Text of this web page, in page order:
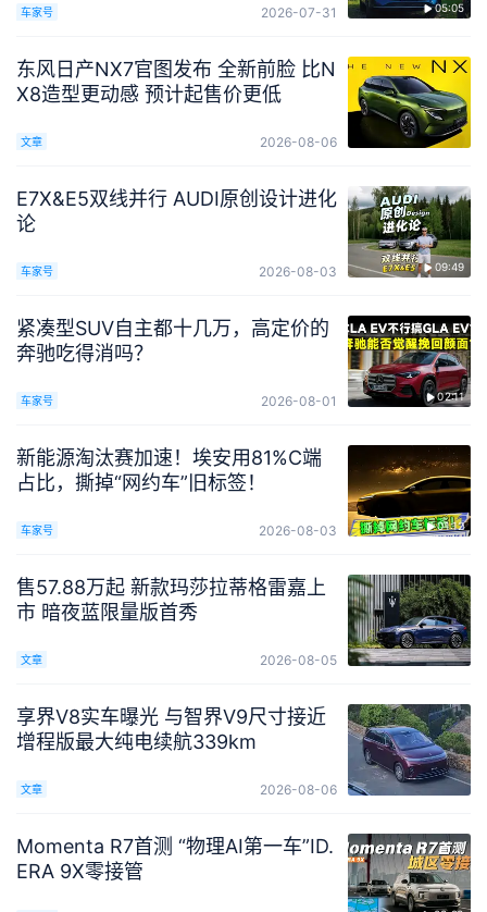
05:05
2026-07-31
车家号
东风日产NX7官图发布 全新前脸 比N
X8造型更动感 预计起售价更低
2026-08-06
文章
09:49
E7X&E5双线并行 AUDI原创设计进化
论
2026-08-03
车家号
02:11
紧凑型SUV自主都十几万，高定价的
奔驰吃得消吗？
2026-08-01
车家号
01:12
新能源淘汰赛加速！埃安用81%C端
占比，撕掉“网约车”旧标签！
2026-08-03
车家号
售57.88万起 新款玛莎拉蒂格雷嘉上
市 暗夜蓝限量版首秀
2026-08-05
文章
享界V8实车曝光 与智界V9尺寸接近
增程版最大纯电续航339km
2026-08-06
文章
Momenta R7首测 “物理AI第一车”ID.
ERA 9X零接管